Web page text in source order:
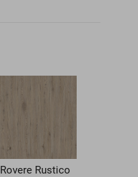
Rovere Rustico